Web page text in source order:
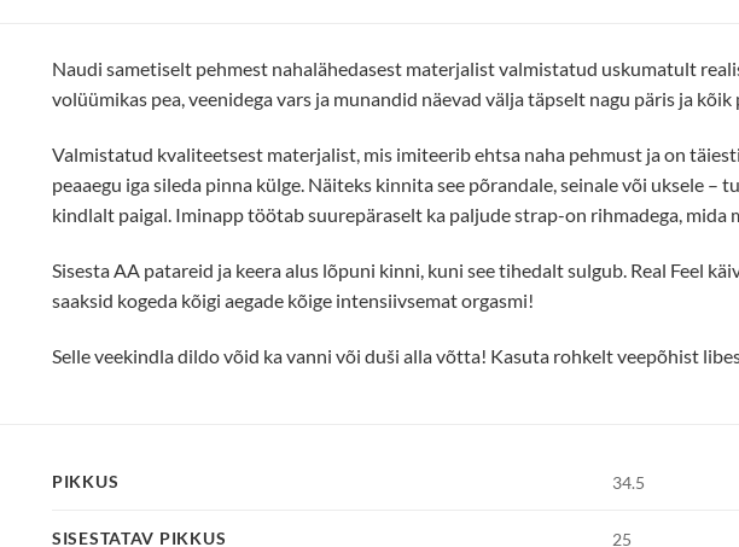
Naudi sametiselt pehmest nahalähedasest materjalist valmistatud uskumatult
volüümikas pea, veenidega vars ja munandid näevad välja täpselt nagu päris ja
Valmistatud kvaliteetsest materjalist, mis imiteerib ehtsa naha pehmust ja on
peaaegu iga sileda pinna külge. Näiteks kinnita see põrandale, seinale või uksele –
kindlalt paigal. Iminapp töötab suurepäraselt ka paljude strap-on rihmadega, mida
Sisesta AA patareid ja keera alus lõpuni kinni, kuni see tihedalt sulgub. Real Feel
saaksid kogeda kõigi aegade kõige intensiivsemat orgasmi!
Selle veekindla dildo võid ka vanni või duši alla võtta! Kasuta rohkelt veepõhist
PIKKUS 34.5
SISESTATAV PIKKUS 25